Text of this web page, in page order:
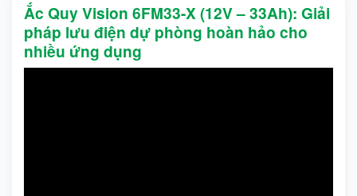
Ắc Quy Vision 6FM33-X (12V – 33Ah): Giải
pháp lưu điện dự phòng hoàn hảo cho
nhiều ứng dụng